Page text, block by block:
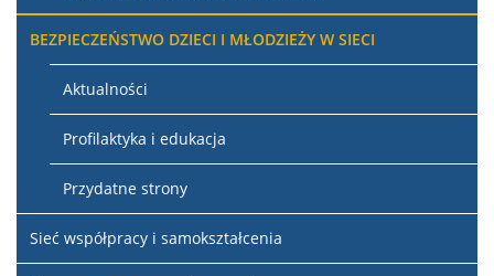
BEZPIECZEŃSTWO DZIECI I MŁODZIEŻY W SIECI
Aktualności
Profilaktyka i edukacja
Przydatne strony
Sieć współpracy i samokształcenia